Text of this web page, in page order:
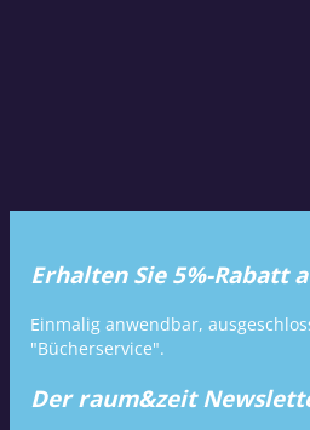
Erhalten Sie 5%-Rabatt
Einmalig anwendbar,
"Bücherservice".
Der raum&zeit